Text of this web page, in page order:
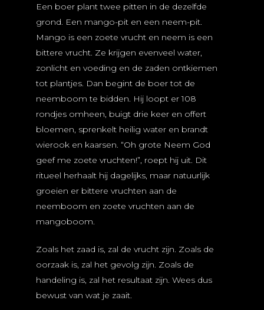
Een boer plant twee pitten in de dezelfde
grond. Een mango-pit en een neem-pit.
Mango is een zoete vrucht en neem is een
bittere vrucht. Ze krijgen evenveel water,
zonlicht en voeding en de zaden ontkiemen
tot plantjes. Dan begint de boer tot de
neemboom te bidden. Hij loopt er 108
rondjes omheen, buigt drie keer en offert
bloemen, sprenkelt heilig water en brandt
wierook en kaarsen. “Oh grote Neem God
geef me zoete vruchten!”, roept hij uit. Dit
ritueel herhaalt hij dagelijks, maar natuurlijk
groeien er bittere vruchten aan de
neemboom en zoete vruchten aan de
mangoboom.
Zoals het zaad is, zal de vrucht zijn. Zoals de
oorzaak is, zal het gevolg zijn. Zoals de
handeling is, zal het resultaat zijn. Wees dus
bewust van wat je zaait.